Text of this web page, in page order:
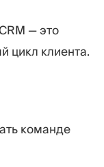
— это
цикл клиента.
команде